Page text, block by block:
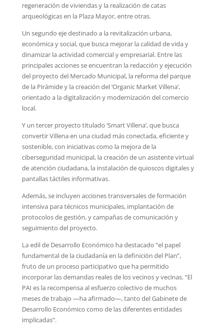
regeneración de viviendas y la realización de catas
arqueológicas en la Plaza Mayor, entre otras.
Un segundo eje destinado a la revitalización urbana,
económica y social, que busca mejorar la calidad de vida y
dinamizar la actividad comercial y empresarial. Entre las
principales acciones se encuentran la redacción y ejecución
del proyecto del Mercado Municipal, la reforma del parque
de la Pirámide y la creación del ‘Organic Market Villena’,
orientado a la digitalización y modernización del comercio
local.
Y un tercer proyecto titulado ‘Smart Villena’, que busca
convertir Villena en una ciudad más conectada, eficiente y
sostenible, con iniciativas como la mejora de la
ciberseguridad municipal, la creación de un asistente virtual
de atención ciudadana, la instalación de quioscos digitales y
pantallas táctiles informativas.
Además, se incluyen acciones transversales de formación
intensiva para técnicos municipales, implantación de
protocolos de gestión, y campañas de comunicación y
seguimiento del proyecto.
La edil de Desarrollo Económico ha destacado “el papel
fundamental de la ciudadanía en la definición del Plan”,
fruto de un proceso participativo que ha permitido
incorporar las demandas reales de los vecinos y vecinas. “El
PAI es la recompensa al esfuerzo colectivo de muchos
meses de trabajo —ha afirmado—, tanto del Gabinete de
Desarrollo Económico como de las diferentes entidades
implicadas”.